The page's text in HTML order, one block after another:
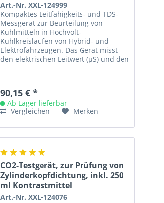
Art.-Nr. XXL-124999
Kompaktes Leitfähigkeits- und TDS-
Messgerät zur Beurteilung von
Kühlmitteln in Hochvolt-
Kühlkreisläufen von Hybrid- und
Elektrofahrzeugen. Das Gerät misst
den elektrischen Leitwert (µS) und den
90,15 € *
Ab Lager lieferbar
Vergleichen
Merken
CO2-Testgerät, zur Prüfung von
Zylinderkopfdichtung, inkl. 250
ml Kontrastmittel
Art.-Nr. XXL-124076